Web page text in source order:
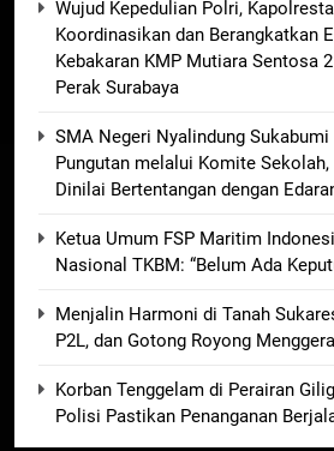
Wujud Kepedulian Polri,
Koordinasikan dan Berangkatkan
Kebakaran KMP Mutiara Sentosa
Perak Surabaya
SMA Negeri Nyalindung
Pungutan melalui Komite
Dinilai Bertentangan dengan
Ketua Umum FSP Maritim
Nasional TKBM: “Belum Ada
Menjalin Harmoni di Tanah
P2L, dan Gotong Royong
Korban Tenggelam di Perairan
Polisi Pastikan Penanganan